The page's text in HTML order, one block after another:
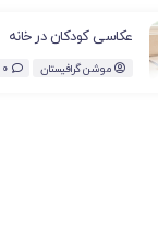
عکاسی کودکان در خانه
موشن گرافیستان 0